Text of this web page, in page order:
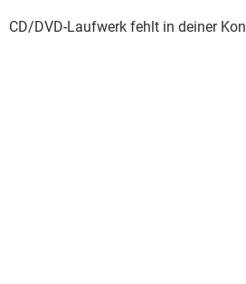
CD/DVD-Laufwerk fehlt in deiner